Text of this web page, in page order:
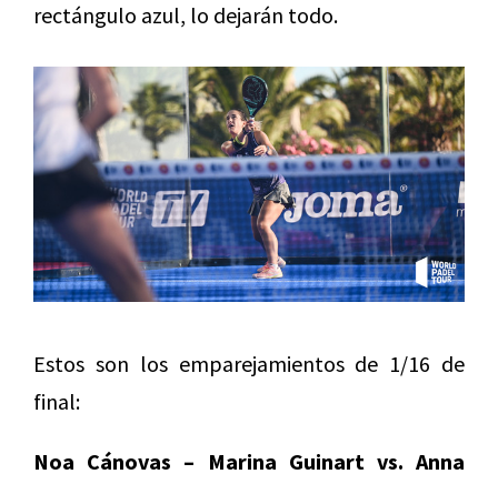
rectángulo azul, lo dejarán todo.
Estos son los emparejamientos de 1/16 de
final:
Noa Cánovas – Marina Guinart vs. Anna